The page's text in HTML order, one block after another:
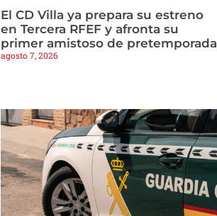
El CD Villa ya prepara su estreno
en Tercera RFEF y afronta su
primer amistoso de pretemporada
agosto 7, 2026